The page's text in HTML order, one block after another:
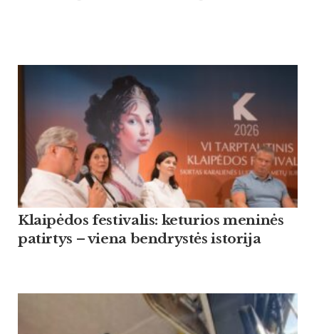
Klaipėdos festivalis: keturios meninės
patirtys – viena bendrystės istorija